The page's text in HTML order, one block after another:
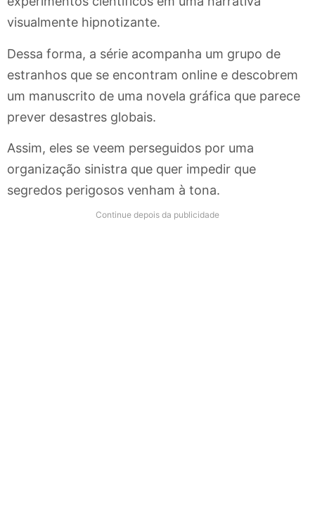
visualmente hipnotizante.
Dessa forma, a série acompanha um grupo de
estranhos que se encontram online e descobrem
um manuscrito de uma novela gráfica que parece
prever desastres globais.
Assim, eles se veem perseguidos por uma
organização sinistra que quer impedir que
segredos perigosos venham à tona.
Continue depois da publicidade